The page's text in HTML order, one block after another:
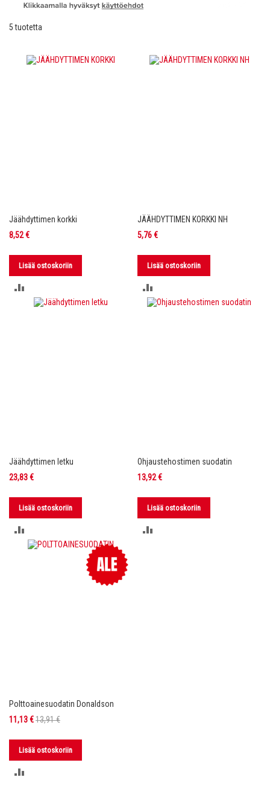
5tuotetta
Jäähdyttimen korkki
8,52 €
Lisää ostoskoriin
VERTAILUUN
JÄÄHDYTTIMEN KORKKI NH
5,76 €
Lisää ostoskoriin
VERTAILUUN
Jäähdyttimen letku
23,83 €
Lisää ostoskoriin
VERTAILUUN
Ohjaustehostimen suodatin
13,92 €
Lisää ostoskoriin
Polttoainesuodatin Donaldson
Tarjoushinta
11,13 €13,91 €
Lisää ostoskoriin